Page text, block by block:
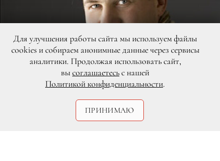
Для улучшения работы сайта мы используем файлы
cookies и собираем анонимные данные через сервисы
аналитики. Продолжая использовать сайт,
высоглашаетесьс нашей
Политикой конфиденциальности.
ПРИНИМАЮ